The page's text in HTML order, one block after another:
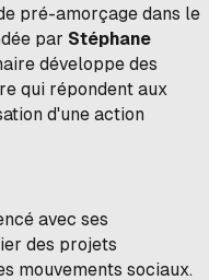
pré-amorçage dans le
par Stéphane
développe des
qui répondent aux
d'une action
avec ses
des projets
mouvements sociaux.